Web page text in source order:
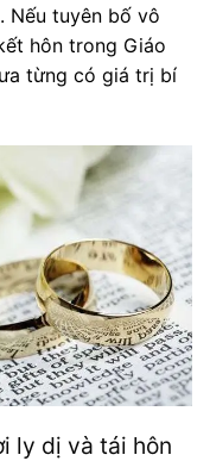
Nếu tuyên bố vô
hôn trong Giáo
từng có giá trị bí
ly dị và tái hôn